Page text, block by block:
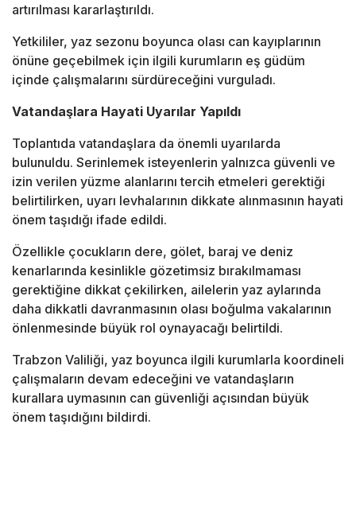
artırılması kararlaştırıldı.
Yetkililer, yaz sezonu boyunca olası can kayıplarının
önüne geçebilmek için ilgili kurumların eş güdüm
içinde çalışmalarını sürdüreceğini vurguladı.
Vatandaşlara Hayati Uyarılar Yapıldı
Toplantıda vatandaşlara da önemli uyarılarda
bulunuldu. Serinlemek isteyenlerin yalnızca güvenli ve
izin verilen yüzme alanlarını tercih etmeleri gerektiği
belirtilirken, uyarı levhalarının dikkate alınmasının hayati
önem taşıdığı ifade edildi.
Özellikle çocukların dere, gölet, baraj ve deniz
kenarlarında kesinlikle gözetimsiz bırakılmaması
gerektiğine dikkat çekilirken, ailelerin yaz aylarında
daha dikkatli davranmasının olası boğulma vakalarının
önlenmesinde büyük rol oynayacağı belirtildi.
Trabzon Valiliği, yaz boyunca ilgili kurumlarla koordineli
çalışmaların devam edeceğini ve vatandaşların
kurallara uymasının can güvenliği açısından büyük
önem taşıdığını bildirdi.